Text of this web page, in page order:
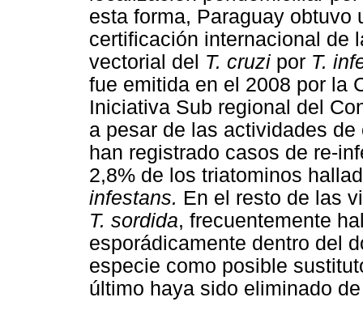
esta forma, Paraguay obtuvo
certificación internacional de
vectorial del T. cruzi por T.
fue emitida en el 2008 por la
Iniciativa Sub regional del
a pesar de las actividades
han registrado casos de re-
2,8% de los triatominos
infestans. En el resto de las
T. sordida, frecuentemente
esporádicamente dentro del
especie como posible
último haya sido eliminado